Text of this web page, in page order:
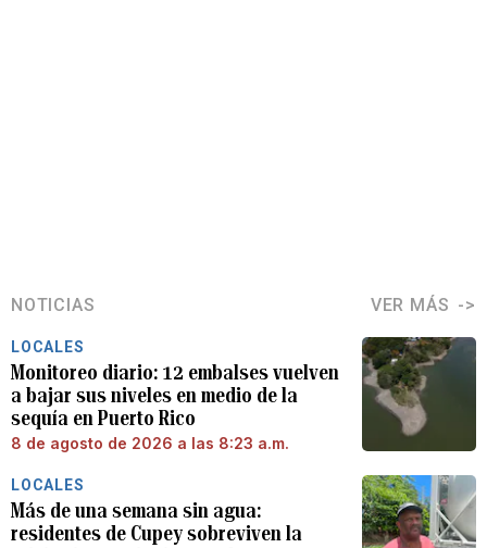
NOTICIAS VER MÁS
LOCALES
Monitoreo diario: 12 embalses vuelven
a bajar sus niveles en medio de la
sequía en Puerto Rico
8 de agosto de 2026 a las 8:23 a.m.
LOCALES
Más de una semana sin agua:
residentes de Cupey sobreviven la